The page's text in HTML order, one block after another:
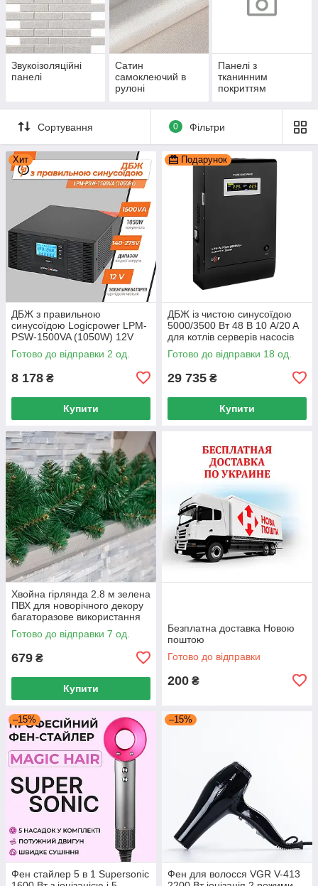
Звукоізоляційні
панелі
Сатин
самоклеючий в
рулоні
Панелі з
тканинним
покриттям
Сортування 0 Фільтри
Хит
ДБЖ з правильною
синусоїдою Logicpower LPM-
PSW-1500VA (1050W) 12V
UPS
Готово до відправки 2 од.
8 178 ₴
Купити
Подарунок
ДБЖ із чистою синусоїдою
5000/3500 Вт 48 В 10 A/20 A
для котлів серверів насосів
ДБЖ LogicPower
Готово до відправки 18 од.
29 735 ₴
Купити
Хвойна гірлянда 2.8 м зелена
ПВХ для новорічного декору
багаторазове використання
безпечна для дітей
Готово до відправки 7 од.
679 ₴
Купити
Безплатна доставка Новою
поштою
Готово до відправки
200 ₴
–15%
Фен стайлер 5 в 1 Supersonic
–15%
Фен для волосся VGR V-413